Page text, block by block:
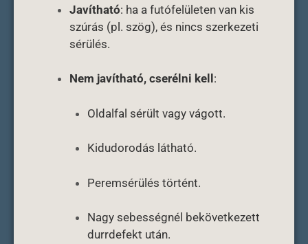
Javítható: ha a futófelületen van kis
szúrás (pl. szög), és nincs szerkezeti
sérülés.
Nem javítható, cserélni kell :
Oldalfal sérült vagy vágott.
Kidudorodás látható.
Peremsérülés történt.
Nagy sebességnél bekövetkezett
durrdefekt után.